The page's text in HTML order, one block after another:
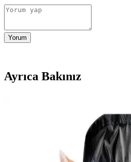
Yorum
Ayrıca Bakınız
Kediler için şehir yaşamında güvenlik
özellikle kedi evleri ve tırmalama
mutlu kalmasını sağlar.